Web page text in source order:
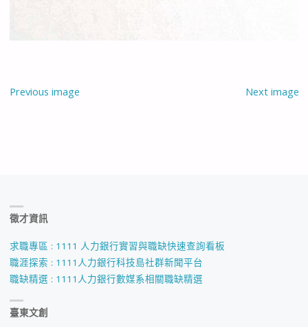
Previous image Next image
徵才資訊
求職專區 : 1111 人力銀行實習與職缺快速查詢看板
職涯探索 : 1111人力銀行科技島社群新聞平台
職缺精選 : 1111人力銀行數媒系相關職缺精選
臺東文創